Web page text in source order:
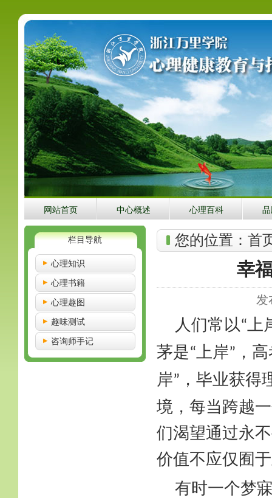
网站首页 中心概述 心理百科
栏目导航
心理知识
心理书籍
心理趣图
趣味测试
咨询师手记
您的位置： 首
幸
发
人们常以“上
茅是“上岸” ，
岸” ，毕业获得
境，每当跨越
们渴望通过永
价值不应仅囿
有时一个梦